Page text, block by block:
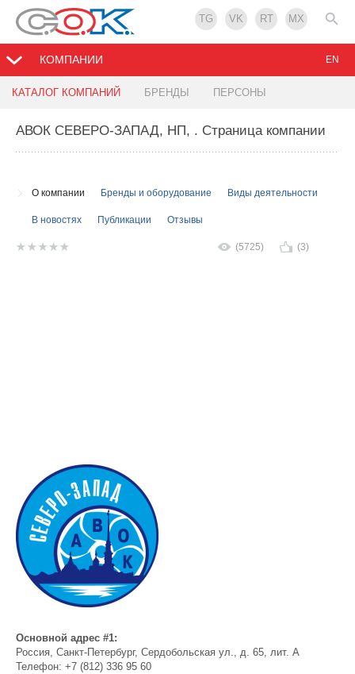
TG VK RT MX
КОМПАНИИ
КАТАЛОГ КОМПАНИЙ БРЕНДЫ ПЕРСОНЫ
EN
АВОК СЕВЕРО-ЗАПАД, НП, . Страница компании
О компании Бренды и оборудование Виды деятельности
В новостях Публикации Отзывы
(5725) (3)
Основной адрес #1:
Россия, Санкт-Петербург, Сердобольская ул., д. 65, лит. А
Телефон: +7 (812) 336 95 60